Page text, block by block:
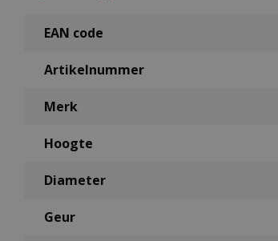
EAN code
Artikelnummer
Merk
Hoogte
Diameter
Geur